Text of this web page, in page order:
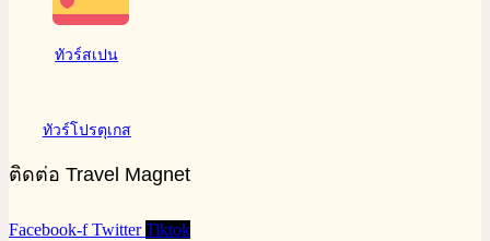
ทัวร์สเปน
ทัวร์โปรตุเกส
ติดต่อ Travel Magnet
Facebook-f Twitter Tiktok